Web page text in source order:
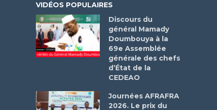
VIDÉOS POPULAIRES
Discours du
général Mamady
Doumbouya à la
69e Assemblée
générale des chefs
d’État de la
CEDEAO
Journées AFRAFRA
2026. Le prix du